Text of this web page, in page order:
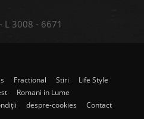
L 3008 - 6671
Fractional Stiri
Life Style
Romani in Lume
despre-cookies Contact